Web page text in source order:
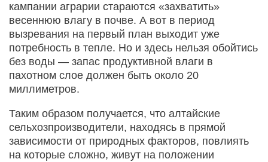
кампании аграрии стараются «захватить»
весеннюю влагу в почве. А вот в период
вызревания на первый план выходит уже
потребность в тепле. Но и здесь нельзя обойтись
без воды — запас продуктивной влаги в
пахотном слое должен быть около 20
миллиметров.
Таким образом получается, что алтайские
сельхозпроизводители, находясь в прямой
зависимости от природных факторов, повлиять
на которые сложно, живут на положении